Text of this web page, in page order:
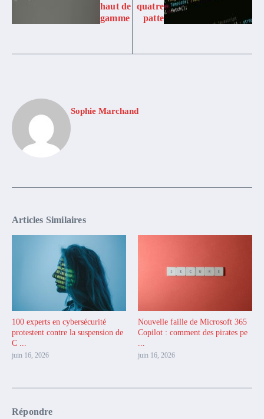
haut de
gamme
quatre
patte
Sophie Marchand
Articles Similaires
100 experts en cybersécurité
protestent contre la suspension de
C ...
juin 16, 2026
Nouvelle faille de Microsoft 365
Copilot : comment des pirates pe
...
juin 16, 2026
Répondre